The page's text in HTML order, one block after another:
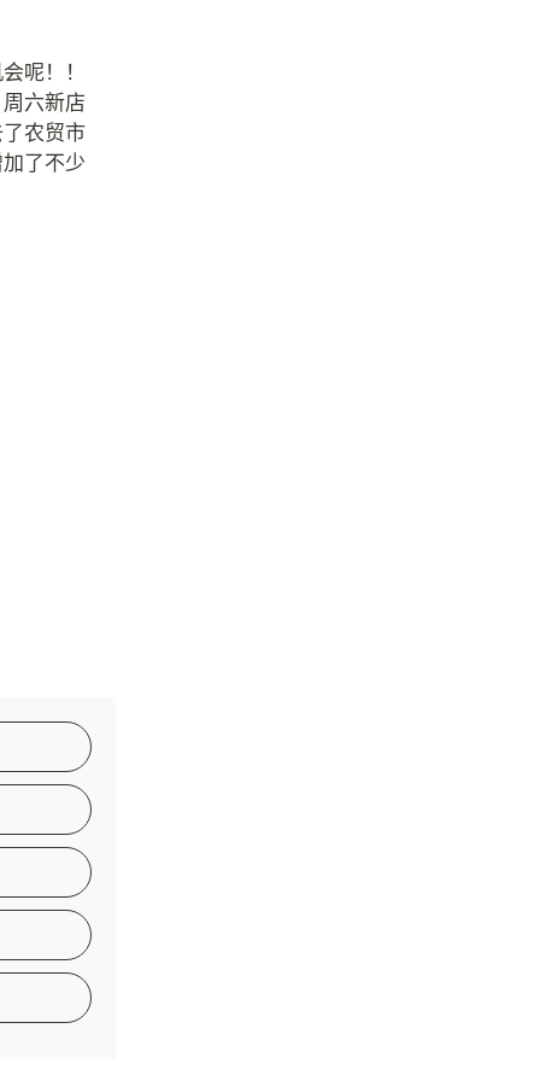
呢！！
六新店
农贸市
了不少